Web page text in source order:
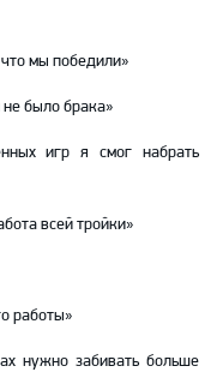
мы победили»
было брака»
игр я смог набрать
всей тройки»
работы»
нужно забивать больше